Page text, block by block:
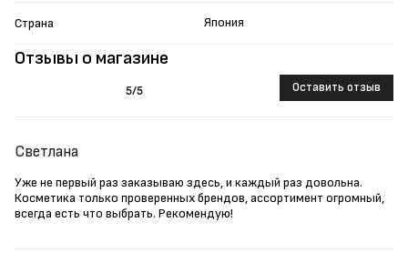
Отзывы о магазине
5/5 Оставить отзыв
Светлана
Уже не первый раз заказываю здесь, и каждый раз довольна.
Косметика только проверенных брендов, ассортимент огромный,
всегда есть что выбрать. Рекомендую!
Страна Япония